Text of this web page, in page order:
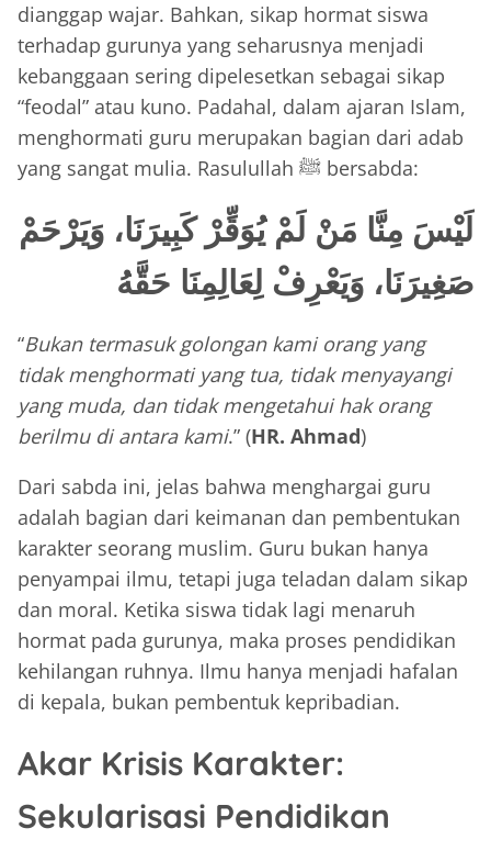
dianggap wajar. Bahkan, sikap hormat siswa
terhadap gurunya yang seharusnya menjadi
kebanggaan sering dipelesetkan sebagai sikap
“feodal” atau kuno. Padahal, dalam ajaran Islam,
menghormati guru merupakan bagian dari adab
yang sangat mulia. Rasulullah ﷺ bersabda:
لَيْسَ مِنَّا مَنْ لَمْ يُوَقِّرْ كَبِيرَنَا، وَيَرْحَمْ
صَغِيرَنَا، وَيَعْرِفْ لِعَالِمِنَا حَقَّهُ
“Bukan termasuk golongan kami orang yang
tidak menghormati yang tua, tidak menyayangi
yang muda, dan tidak mengetahui hak orang
berilmu di antara kami.” (HR. Ahmad)
Dari sabda ini, jelas bahwa menghargai guru
adalah bagian dari keimanan dan pembentukan
karakter seorang muslim. Guru bukan hanya
penyampai ilmu, tetapi juga teladan dalam sikap
dan moral. Ketika siswa tidak lagi menaruh
hormat pada gurunya, maka proses pendidikan
kehilangan ruhnya. Ilmu hanya menjadi hafalan
di kepala, bukan pembentuk kepribadian.
Akar Krisis Karakter:
Sekularisasi Pendidikan